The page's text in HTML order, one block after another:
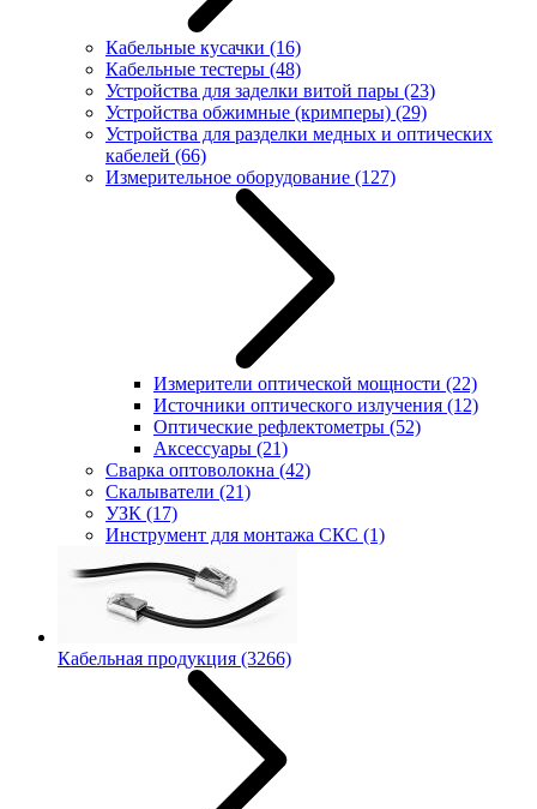
Кабельные кусачки (16)
Кабельные тестеры (48)
Устройства для заделки витой пары (23)
Устройства обжимные (кримперы) (29)
Устройства для разделки медных и оптических
кабелей (66)
Измерительное оборудование (127)
Измерители оптической мощности (22)
Источники оптического излучения (12)
Оптические рефлектометры (52)
Аксессуары (21)
Сварка оптоволокна (42)
Скалыватели (21)
УЗК (17)
Инструмент для монтажа СКС (1)
Кабельная продукция (3266)